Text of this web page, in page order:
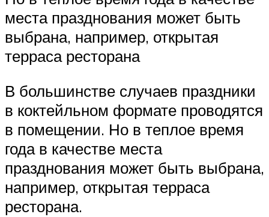
места празднования может быть
выбрана, например, открытая
терраса ресторана
В большинстве случаев праздники
в коктейльном формате проводятся
в помещении. Но в теплое время
года в качестве места
празднования может быть выбрана,
например, открытая терраса
ресторана.